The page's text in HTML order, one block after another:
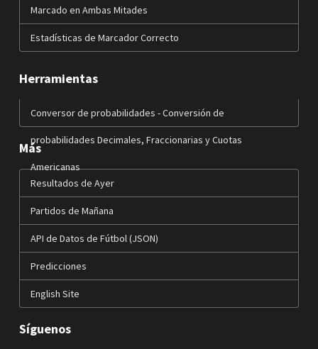
Marcado en Ambas Mitades
Estadísticas de Marcador Correcto
Herramientas
Conversor de probabilidades - Conversión de
probabilidades Decimales, Fraccionarias y Cuotas
Americanas
Más
Resultados de Ayer
Partidos de Mañana
API de Datos de Fútbol (JSON)
Predicciones
English Site
Síguenos